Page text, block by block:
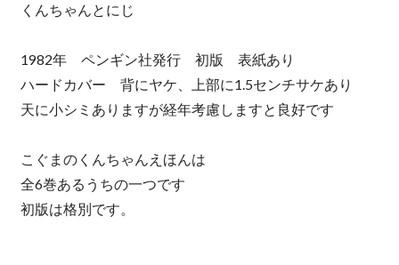
くんちゃんとにじ
1982年 ペンギン社発行 初版 表紙あり
ハードカバー 背にヤケ、上部に1.5センチサケあり
天に小シミありますが経年考慮しますと良好です
こぐまのくんちゃんえほんは
全6巻あるうちの一つです
初版は格別です。